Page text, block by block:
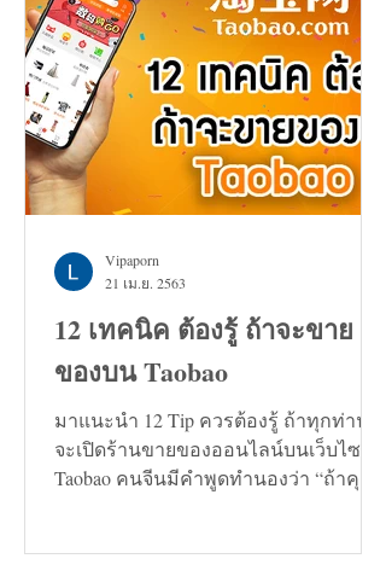
12 เทคนิค ต้องรู้ ถ้าจะขาย
ของบน Taobao
มาแนะนำ 12 Tip ควรต้องรู้ ถ้าทุกท่าน
จะเปิดร้านขายของออนไลน์บนเว็บไซต์
Taobao คนจีนมีคำพูดทำนองว่า “ถ้าคุณ
Vipaporn
21 เม.ย. 2563